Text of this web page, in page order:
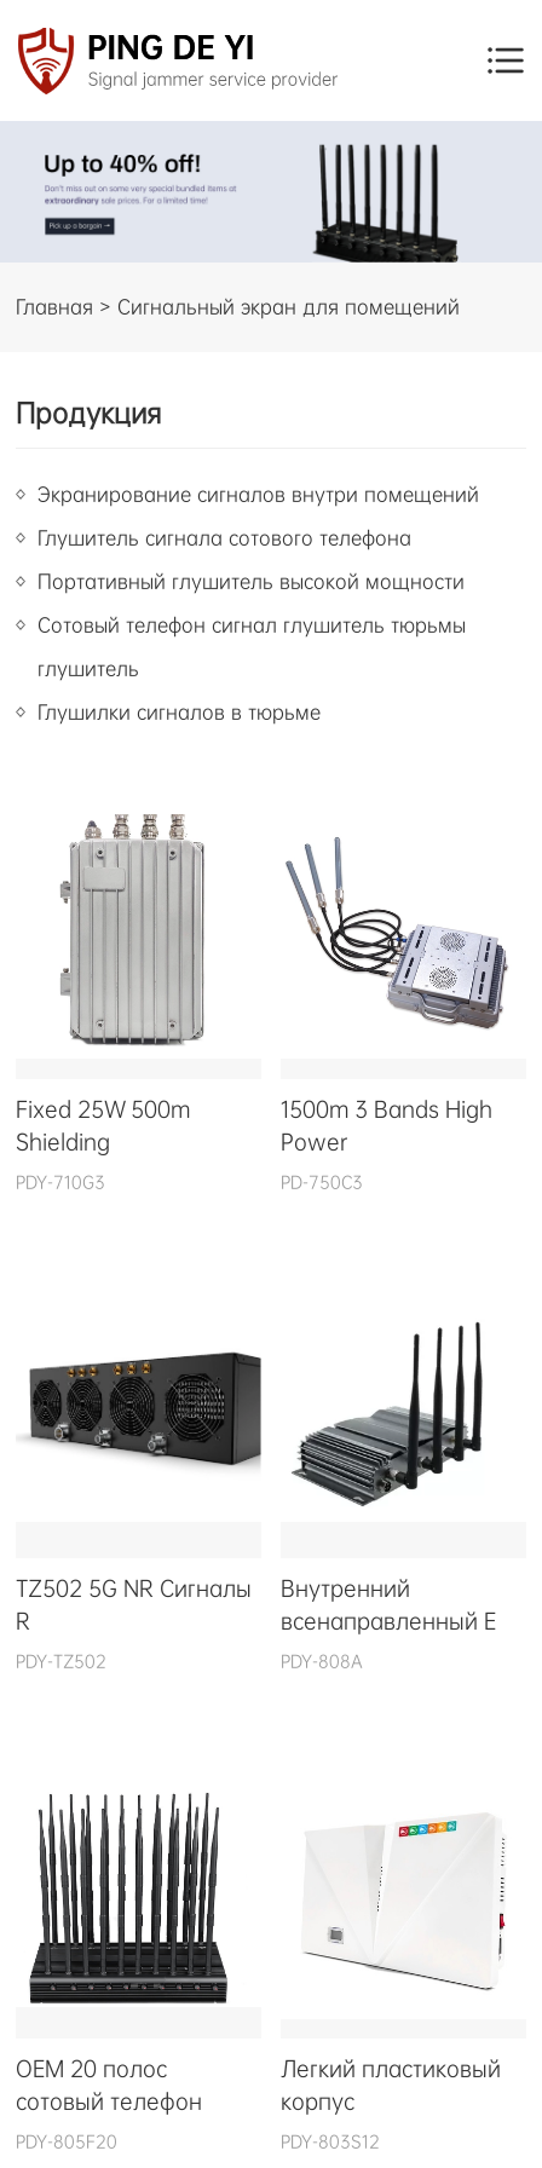
Главная > Сигнальный экран для помещений
Продукция
Экранирование сигналов внутри помещений
Глушитель сигнала сотового телефона
Портативный глушитель высокой мощности
Сотовый телефон сигнал глушитель тюрьмы
глушитель
Глушилки сигналов в тюрьме
Fixed 25W 500m
Shielding
PDY-710G3
1500m 3 Bands High
Power
PD-750C3
TZ502 5G NR Сигналы
R
PDY-TZ502
Внутренний
всенаправленный E
PDY-808A
OEM 20 полос
сотовый телефон
PDY-805F20
Легкий пластиковый
корпус
PDY-803S12